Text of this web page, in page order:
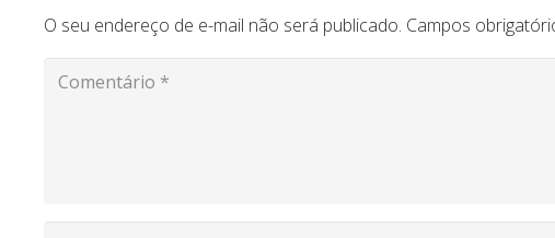
O seu endereço de e-mail não será publicado. Campos